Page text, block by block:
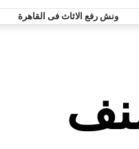
ونش رفع الاثاث فى القاهرة